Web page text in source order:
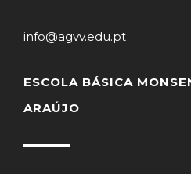
info@agvv.edu.pt
ESCOLA BÁSICA
ARAÚJO